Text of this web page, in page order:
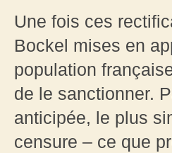
Une fois ces
Bockel mises en
population
de le sanctionner.
anticipée, le plus
censure – ce que